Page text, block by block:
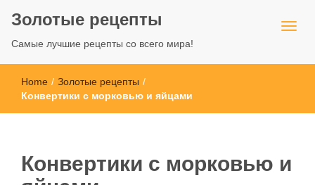
Золотые рецепты
Самые лучшие рецепты со всего мира!
Home / Золотые рецепты /
Конвертики с морковью и яйцами
Конвертики с морковью и